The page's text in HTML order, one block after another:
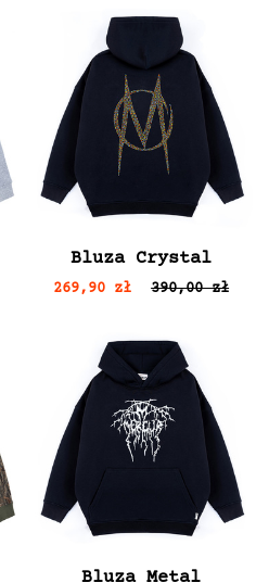
Bluza Crystal
269,90 zł 390,00 zł
Bluza Metal